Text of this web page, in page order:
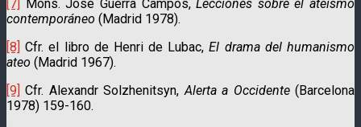
[7] Mons. José Guerra Campos,Lecciones sobre el ateísmo
contemporáneo (Madrid 1978).
[8] Cfr. el libro de Henri de Lubac,El drama del humanismo
ateo (Madrid 1967).
[9] Cfr. Alexandr Solzhenitsyn,Alerta a Occidente(Barcelona
1978) 159-160.